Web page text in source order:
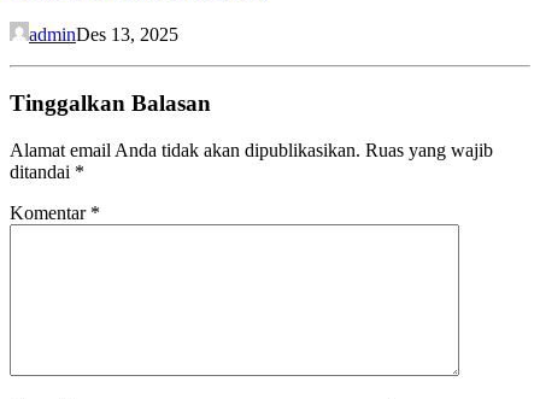
adminDes 13, 2025
Tinggalkan Balasan
Alamat email Anda tidak akan dipublikasikan. Ruas yang wajib
ditandai *
Komentar *